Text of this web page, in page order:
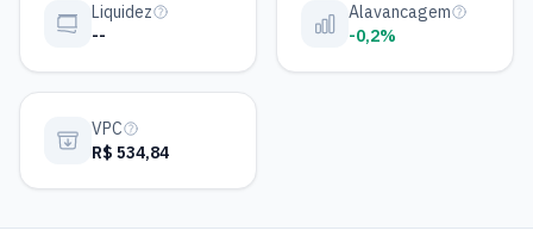
Liquidez
--
Alavancagem
-0,2%
VPC
R$ 534,84